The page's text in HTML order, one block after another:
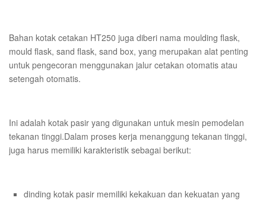
Bahan kotak cetakan HT250 juga diberi nama moulding flask,
mould flask, sand flask, sand box, yang merupakan alat penting
untuk pengecoran menggunakan jalur cetakan otomatis atau
setengah otomatis.
Ini adalah kotak pasir yang digunakan untuk mesin pemodelan
tekanan tinggi.Dalam proses kerja menanggung tekanan tinggi,
juga harus memiliki karakteristik sebagai berikut:
dinding kotak pasir memiliki kekakuan dan kekuatan yang